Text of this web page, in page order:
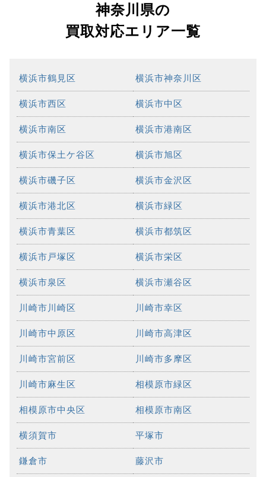
神奈川県の
買取対応エリア一覧
横浜市鶴見区 横浜市神奈川区
横浜市西区 横浜市中区
横浜市南区 横浜市港南区
横浜市保土ケ谷区 横浜市旭区
横浜市磯子区 横浜市金沢区
横浜市港北区 横浜市緑区
横浜市青葉区 横浜市都筑区
横浜市戸塚区 横浜市栄区
横浜市泉区 横浜市瀬谷区
川崎市川崎区 川崎市幸区
川崎市中原区 川崎市高津区
川崎市宮前区 川崎市多摩区
川崎市麻生区 相模原市緑区
相模原市中央区 相模原市南区
横須賀市 平塚市
鎌倉市 藤沢市